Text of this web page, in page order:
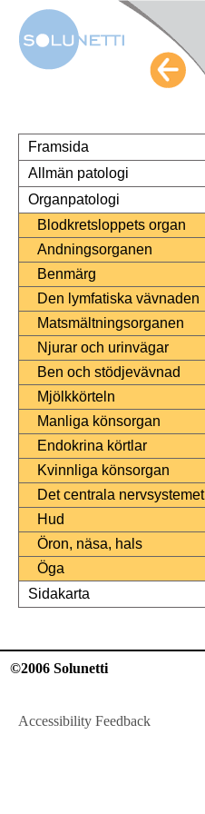
Framsida
Allmän patologi
Organpatologi
Blodkretsloppets organ
Andningsorganen
Benmärg
Den lymfatiska vävnaden
Matsmältningsorganen
Njurar och urinvägar
Ben och stödjevävnad
Mjölkkörteln
Manliga könsorgan
Endokrina körtlar
Kvinnliga könsorgan
Det centrala nervsystemet
Hud
Öron, näsa, hals
Öga
Sidakarta
©2006 Solunetti
Accessibility Feedback